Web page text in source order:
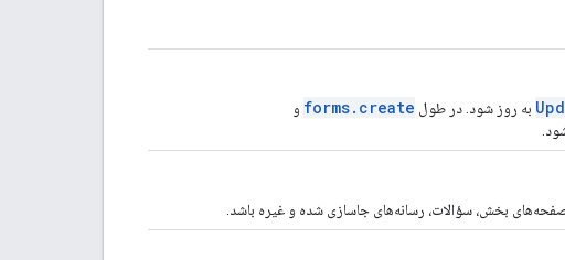
به روز شود. در طول forms.create و
بخش، سؤالات، رسانه‌های جاسازی شده و غیره باشد.